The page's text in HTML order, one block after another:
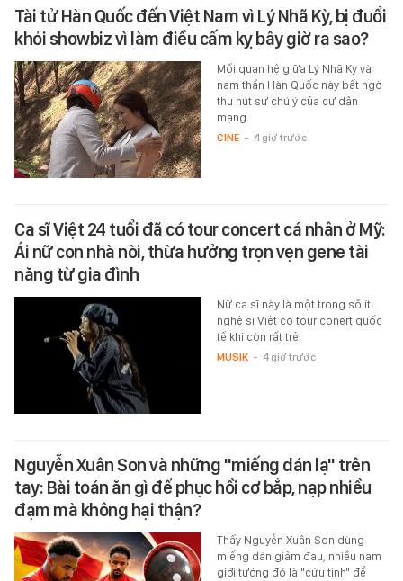
Tài tử Hàn Quốc đến Việt Nam vì Lý Nhã Kỳ, bị đuổi
khỏi showbiz vì làm điều cấm kỵ bây giờ ra sao?
Mối quan hệ giữa Lý Nhã Kỳ và
nam thần Hàn Quốc này bất ngờ
thu hút sự chú ý của cư dân
mạng.
CINE - 4 giờ trước
Ca sĩ Việt 24 tuổi đã có tour concert cá nhân ở Mỹ:
Ái nữ con nhà nòi, thừa hưởng trọn vẹn gene tài
năng từ gia đình
Nữ ca sĩ này là một trong số ít
nghệ sĩ Việt có tour conert quốc
tế khi còn rất trẻ.
MUSIK - 4 giờ trước
Nguyễn Xuân Son và những "miếng dán lạ" trên
tay: Bài toán ăn gì để phục hồi cơ bắp, nạp nhiều
đạm mà không hại thận?
Thấy Nguyễn Xuân Son dùng
miếng dán giảm đau, nhiều nam
giới tưởng đó là "cứu tinh" để